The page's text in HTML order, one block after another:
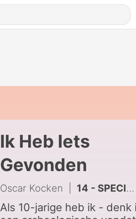
Ik Heb Iets
Gevonden
Oscar Kocken 14 - SPECIAL - Een Romeinse brug bij Dreumel, archeologisch lekkers, uit de bodem spuitende prehistorie en andere knotsgekke avonturen van Expeditie Over de Maas - Nils Kerkhoven
Als 10-jarige heb ik - denk